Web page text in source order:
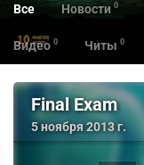
Все Новости 0
Видео 0 Читы 0
Final Exam
5 ноября 2013 г.